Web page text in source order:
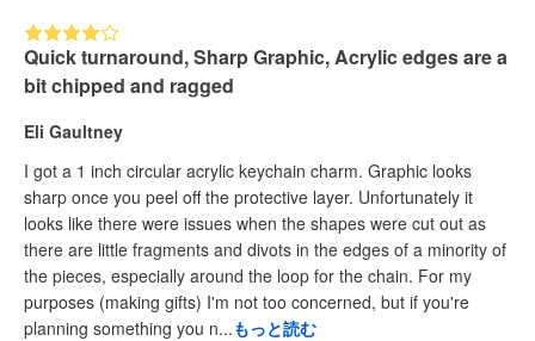
Quick turnaround, Sharp Graphic, Acrylic edges are a
bit chipped and ragged
Eli Gaultney
I got a 1 inch circular acrylic keychain charm. Graphic looks
sharp once you peel off the protective layer. Unfortunately it
looks like there were issues when the shapes were cut out as
there are little fragments and divots in the edges of a minority of
the pieces, especially around the loop for the chain. For my
purposes (making gifts) I'm not too concerned, but if you're
planning something you n...もっと読む